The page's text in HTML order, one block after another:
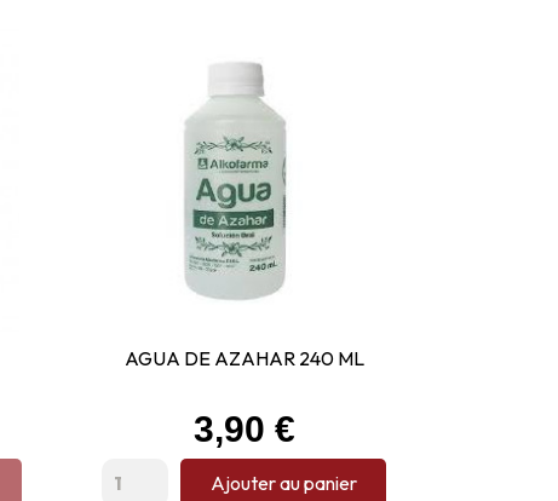
AGUA DE AZAHAR 240 ML
Prix
3,90 €
Ajouter au panier